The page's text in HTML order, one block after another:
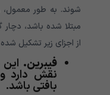
مبتلا شده باشد،
از اجزای زیر تشکیل شده
فیبرین.
نقش دارد
بافتی باشد.